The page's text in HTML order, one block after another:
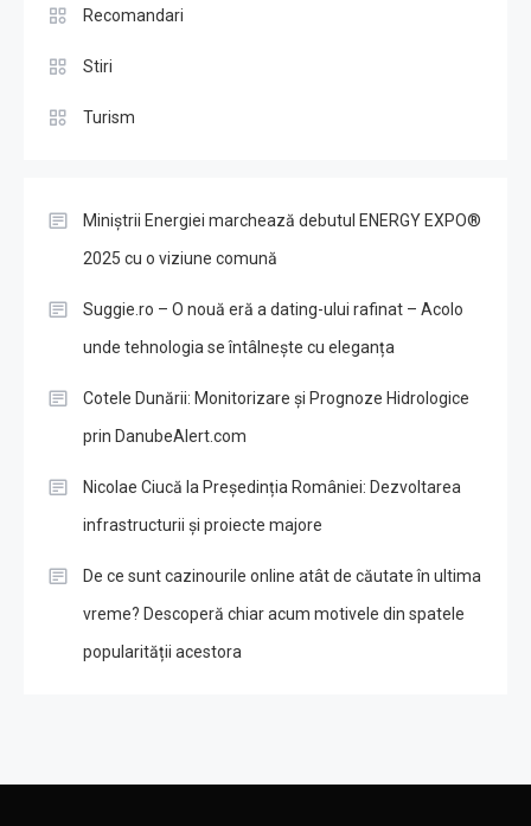
Recomandari
Stiri
Turism
Miniștrii Energiei marchează debutul ENERGY EXPO®
2025 cu o viziune comună
Suggie.ro – O nouă eră a dating-ului rafinat – Acolo
unde tehnologia se întâlnește cu eleganța
Cotele Dunării: Monitorizare și Prognoze Hidrologice
prin DanubeAlert.com
Nicolae Ciucă la Președinția României: Dezvoltarea
infrastructurii și proiecte majore
De ce sunt cazinourile online atât de căutate în ultima
vreme? Descoperă chiar acum motivele din spatele
popularității acestora